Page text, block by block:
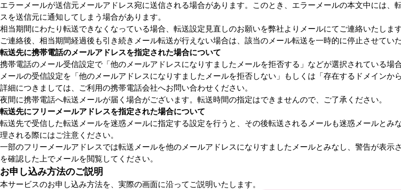
エラーメールが送信元メールアドレス宛に送信される場合があります。このとき、エラーメールの本文中には
スを送信元に通知してしまう場合があります。
相当期間にわたり転送できなくなっている場合、転送設定見直しのお願いを弊社よりメールにてご連絡いたします
ご連絡後、相当期間経過後も引き続きメール転送が行えない場合は、該当のメール転送を一時的に停止させていた
転送先に携帯電話のメールアドレスを指定された場合について
携帯電話のメール受信設定で「他のメールアドレスになりすましたメールを拒否する」などが選択されている場
メールの受信設定を「他のメールアドレスになりすましたメールを拒否しない」もしくは「存在するドメインか
詳細につきましては、ご利用の携帯電話会社へお問い合わせください。
夜間に携帯電話へ転送メールが届く場合がございます。転送時間の指定はできませんので、ご了承ください。
転送先にフリーメールアドレスを指定された場合について
転送先で受信した転送メールを迷惑メールに指定する設定を行うと、その後転送されるメールも迷惑メールと
理される際にはご注意ください。
一部のフリーメールアドレスでは転送メールを他のメールアドレスになりすましたメールとみなし、警告が表
を確認した上でメールを閲覧してください。
お申し込み方法のご説明
本サービスのお申し込み方法を、実際の画面に沿ってご説明いたします。